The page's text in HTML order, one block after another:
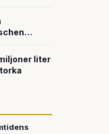
liter